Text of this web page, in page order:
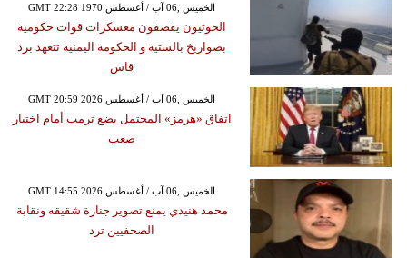
GMT 22:28 1970 الخميس ,06 آب / أغسطس
الحوثيون يقصفون معسكرات قوات حكومية
بصواريخ بالستية و الحكومة اليمنية تتعهد برد
قاس
GMT 20:59 2026 الخميس ,06 آب / أغسطس
اتفاق «هرمز» المحتمل يضع ترمب أمام اختبار
صعب
GMT 14:55 2026 الخميس ,06 آب / أغسطس
محمد هنيدي يمنع تصوير جنازة شقيقه ونقابة
الصحفيين ترد